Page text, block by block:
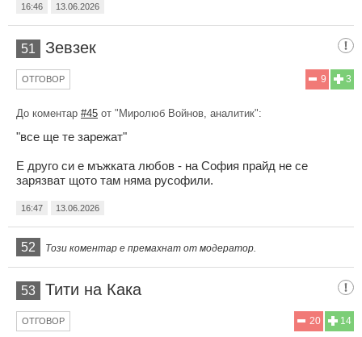
16:46 13.06.2026
51 Зевзек
3
9
ОТГОВОР
До коментар #45 от "Миролюб Войнов, аналитик":
"все ще те зарежат"
Е друго си е мъжката любов - на София прайд не се
зарязват щото там няма русофили.
16:47 13.06.2026
52 Този коментар е премахнат от модератор.
53 Тити на Кака
14
20
ОТГОВОР